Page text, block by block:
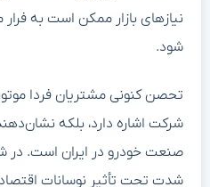
نیازهای بازار ممکن است به فرار
شود.
تحصن کنونی مشتریان فردا
شرکت اشاره دارد، بلکه
صنعت خودرو در ایران است. در
شدت تحت تأثیر نوسانات